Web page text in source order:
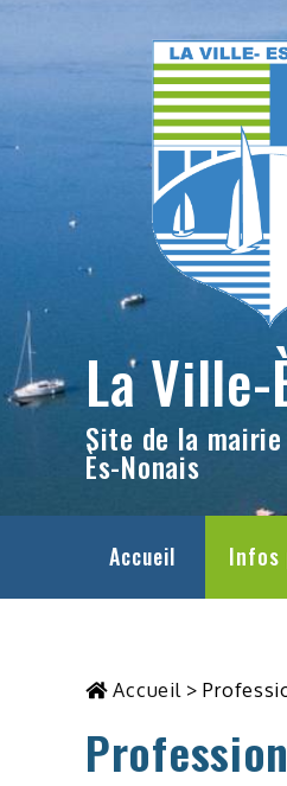
La Ville-
Site de la
Ès-Nonais
Accueil Infos
Accueil >